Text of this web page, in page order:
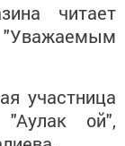
читает
участница
"Аулак ой",